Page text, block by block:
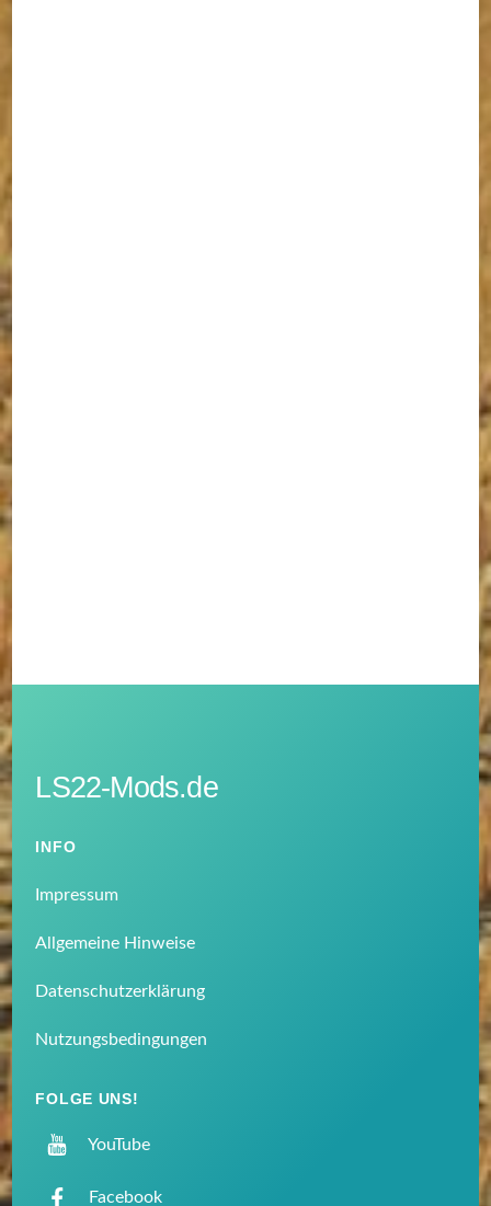
LS22-Mods.de
INFO
Impressum
Allgemeine Hinweise
Datenschutzerklärung
Nutzungsbedingungen
FOLGE UNS!
YouTube
Facebook